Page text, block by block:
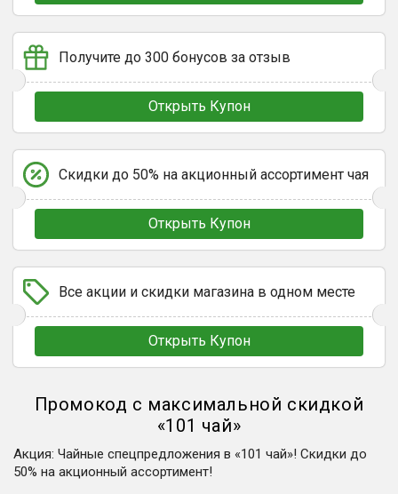
Получите до 300 бонусов за отзыв
Открыть Купон
Скидки до 50% на акционный ассортимент чая
Открыть Купон
Все акции и скидки магазина в одном месте
Открыть Купон
Промокод с максимальной скидкой
«101 чай»
Акция: Чайные спецпредложения в «101 чай»! Скидки до
50% на акционный ассортимент!